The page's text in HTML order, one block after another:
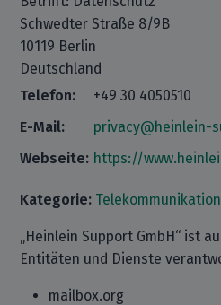
Schwedter Straße 8/9B
10119 Berlin
Deutschland
Telefon:
+49 30 4050510
E-Mail:
privacy@heinlein-
Webseite: https://
Kategorie: Telekommunikation
„Heinlein Support GmbH“ ist
Entitäten und Dienste
mailbox.org